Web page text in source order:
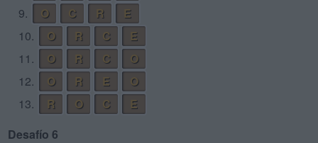
9.
O C R
E
10.
O R C
E
11.
O R C
O
12.
O R E
O
13.
R O C
E
Desafío 6